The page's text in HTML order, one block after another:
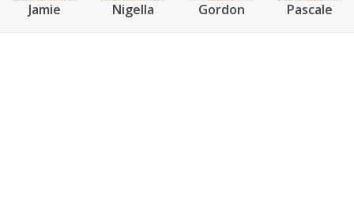
Jamie Nigella Gordon Pascale